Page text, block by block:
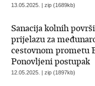
13.05.2025. | zip (1689kb)
Sanacija kolnih
prijelazu za
cestovnom prometu
Ponovljeni postupak
12.05.2025. | zip (1897kb)